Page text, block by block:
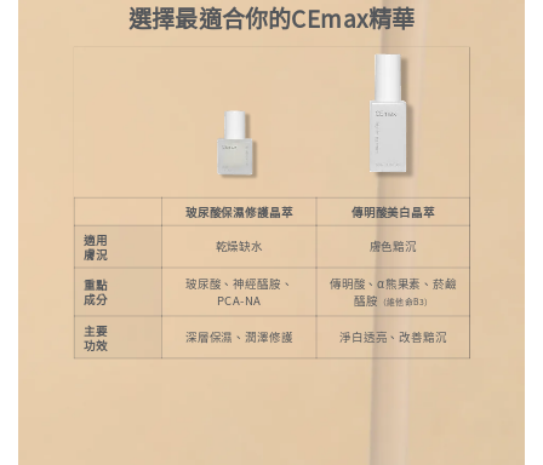
選擇最適合你的CEmax精華
玻尿酸保濕修護晶萃
傳明酸美白晶萃
適用
膚況 乾燥缺水 膚色黯沉
重點
成分
玻尿酸、神經醯胺、
PCA-NA
傳明酸、α熊果素、菸鹼
醯胺 （維他命B3）
主要
功效
深層保濕、潤澤修護 淨白透亮、改善黯沉